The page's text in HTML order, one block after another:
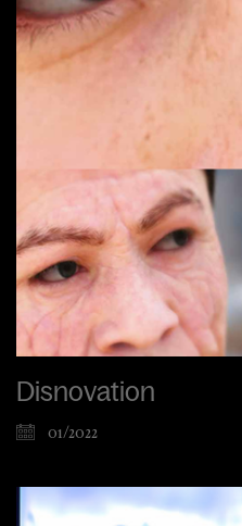
Disnovation
01/2022